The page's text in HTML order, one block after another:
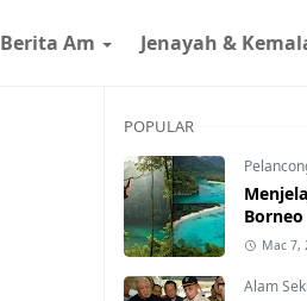
Berita Am Jenayah &
POPULAR
Borneo
Mac 7,
Alam